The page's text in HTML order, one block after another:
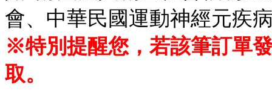
會、中華民國運動神經元
※特別提醒您，若該筆訂單
取。